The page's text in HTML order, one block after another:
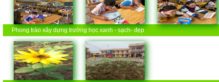
Phong trào xây dựng trường học xanh - sạch- đẹp